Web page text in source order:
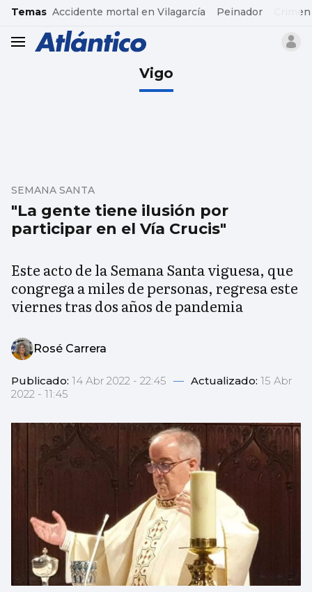
common.go-to-content
Temas Accidente mortal en Vilagarcía Peinador
header.menu.open
Vigo
"La gente tiene ilusión por
participar en el Vía Crucis"
SEMANA SANTA
Este acto de la Semana Santa viguesa, que
congrega a miles de personas, regresa este
viernes tras dos años de pandemia
Rosé Carrera
Publicado: 14 Abr 2022 - 22:45 — Actualizado: 15 Abr
2022 - 11:45